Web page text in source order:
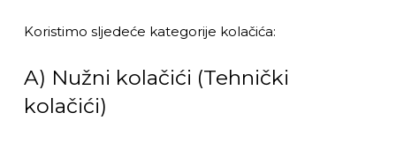
Koristimo sljedeće kategorije kolačića:
A) Nužni kolačići (Tehnički
kolačići)